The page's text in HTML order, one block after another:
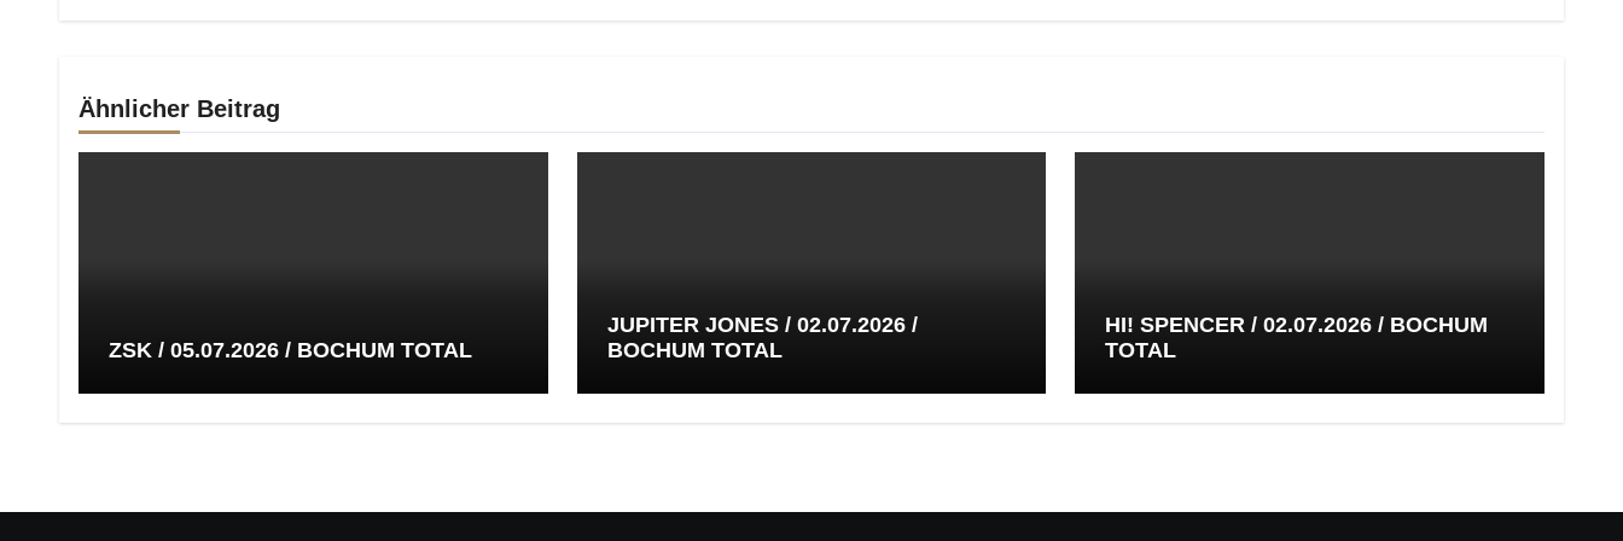
Ähnlicher Beitrag
ZSK / 05.07.2026 / BOCHUM TOTAL
JUPITER JONES / 02.07.2026 /
BOCHUM TOTAL
HI! SPENCER / 02.07.2026 / BOCHUM
TOTAL